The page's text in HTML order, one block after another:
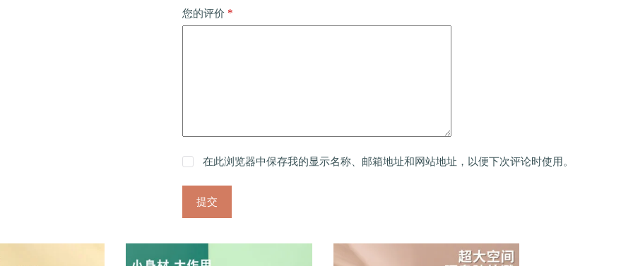
您的评价 *
在此浏览器中保存我的显示名称、邮箱地址和网站地址，以便下次评论时使用。
提交